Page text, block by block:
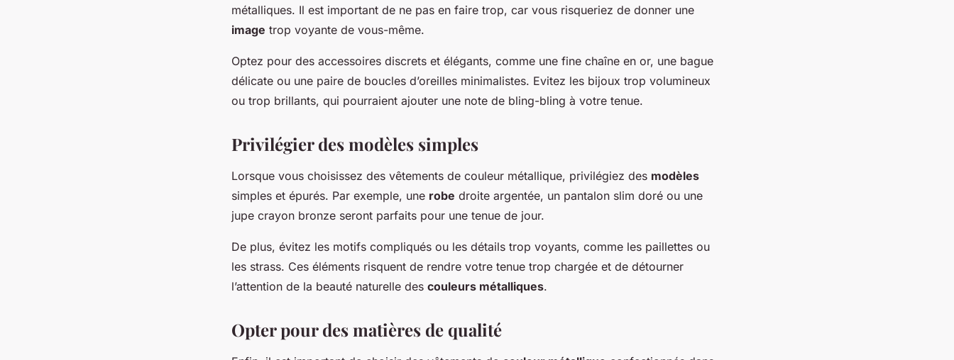
métalliques. Il est important de ne pas en faire trop, car vous risqueriez de donner une
image trop voyante de vous-même.
Optez pour des accessoires discrets et élégants, comme une fine chaîne en or, une bague
délicate ou une paire de boucles d’oreilles minimalistes. Evitez les bijoux trop volumineux
ou trop brillants, qui pourraient ajouter une note de bling-bling à votre tenue.
Privilégier des modèles simples
Lorsque vous choisissez des vêtements de couleur métallique, privilégiez des modèles
simples et épurés. Par exemple, une robe droite argentée, un pantalon slim doré ou une
jupe crayon bronze seront parfaits pour une tenue de jour.
De plus, évitez les motifs compliqués ou les détails trop voyants, comme les paillettes ou
les strass. Ces éléments risquent de rendre votre tenue trop chargée et de détourner
l’attention de la beauté naturelle des couleurs métalliques.
Opter pour des matières de qualité